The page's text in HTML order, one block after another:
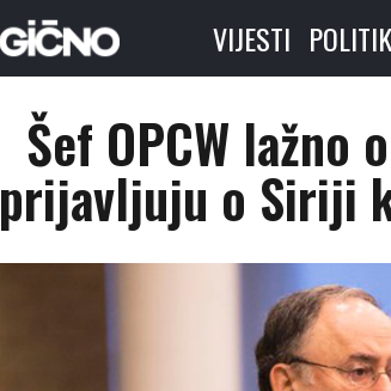
VIJESTI
Šef OPCW
prijavljuju o Siriji